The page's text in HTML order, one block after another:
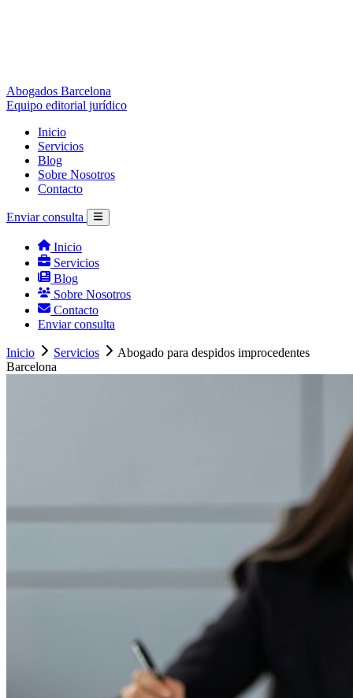
Abogados Barcelona
Equipo editorial jurídico
Inicio
Servicios
Blog
Sobre Nosotros
Contacto
Enviar consulta
Inicio
Servicios
Blog
Sobre Nosotros
Contacto
Enviar consulta
Inicio Servicios
Abogado para despidos improcedentes
Barcelona